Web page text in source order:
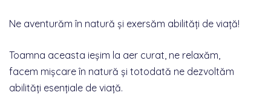
Ne aventurăm în natură și exersăm abilități de viață!
Toamna aceasta ieșim la aer curat, ne relaxăm,
facem mișcare în natură și totodată ne dezvoltăm
abilități esențiale de viață.